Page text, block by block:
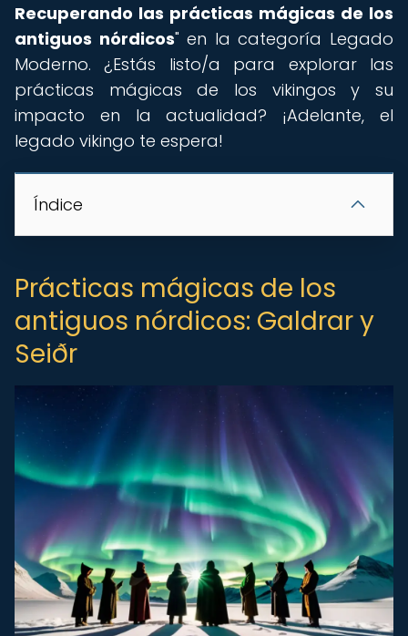
Recuperando las prácticas mágicas de los
antiguos nórdicos" en la categoría Legado
Moderno. ¿Estás listo/a para explorar las
prácticas mágicas de los vikingos y su
impacto en la actualidad? ¡Adelante, el
legado vikingo te espera!
Índice
Prácticas mágicas de los
antiguos nórdicos: Galdrar y
Seiðr